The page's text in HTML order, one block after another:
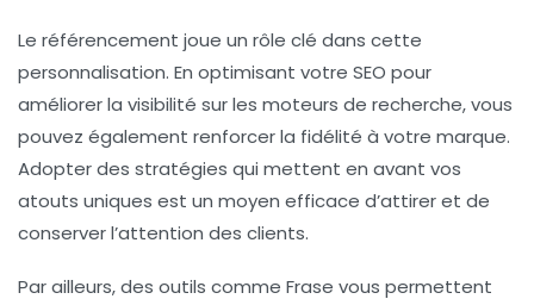
Le référencement joue un rôle clé dans cette
personnalisation. En optimisant votre SEO pour
améliorer la visibilité sur les moteurs de recherche, vous
pouvez également renforcer la fidélité à votre marque.
Adopter des stratégies qui mettent en avant vos
atouts uniques est un moyen efficace d’attirer et de
conserver l’attention des clients.
Par ailleurs, des outils comme Frase vous permettent